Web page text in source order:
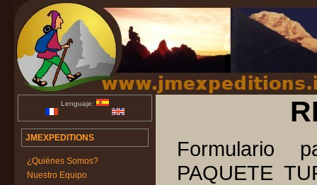
Lenguaje:
JMEXPEDITIONS
¿Quiénes Somos?
Nuestro Equipo
Formulario
PAQUETE